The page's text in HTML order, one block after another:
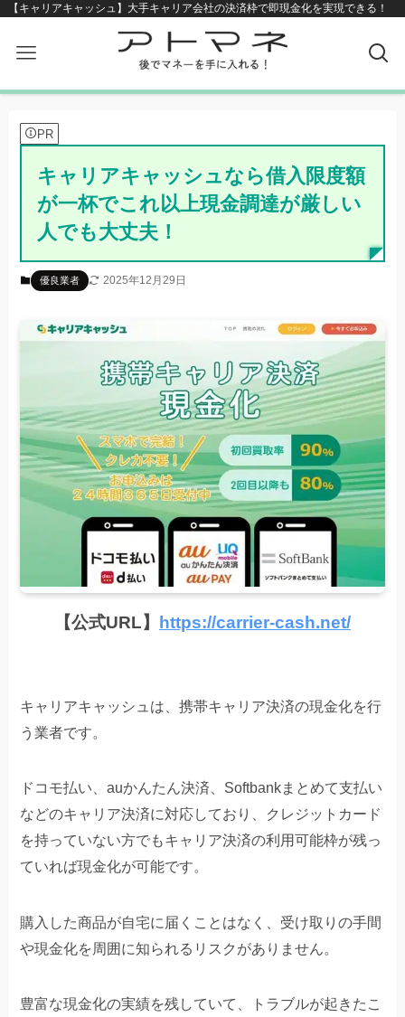
【キャリアキャッシュ】大手キャリア会社の決済枠で即現金化を実現できる！
PR
キャリアキャッシュなら借入限度額
が一杯でこれ以上現金調達が厳しい
人でも大丈夫！
優良業者 2025年12月29日
【公式URL】 https://carrier-cash.net/
キャリアキャッシュは、携帯キャリア決済の現金化を行
う業者です。
ドコモ払い、auかんたん決済、Softbankまとめて支払い
などのキャリア決済に対応しており、クレジットカード
を持っていない方でもキャリア決済の利用可能枠が残っ
ていれば現金化が可能です。
購入した商品が自宅に届くことはなく、受け取りの手間
や現金化を周囲に知られるリスクがありません。
豊富な現金化の実績を残していて、トラブルが起きたこ